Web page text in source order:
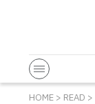
HOME > READ >